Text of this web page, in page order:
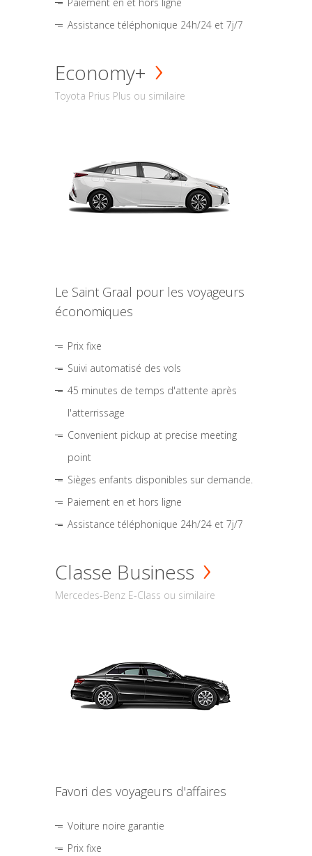
Assistance téléphonique 24h/24 et 7j/7
Economy+
Toyota Prius Plus ou similaire
Le Saint Graal pour les voyageurs
économiques
Prix fixe
Suivi automatisé des vols
45 minutes de temps d'attente après
l'atterrissage
Convenient pickup at precise meeting
point
Sièges enfants disponibles sur demande.
Paiement en et hors ligne
Assistance téléphonique 24h/24 et 7j/7
Classe Business
Mercedes-Benz E-Class ou similaire
Favori des voyageurs d'affaires
Voiture noire garantie
Prix fixe